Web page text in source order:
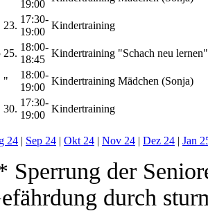
19:00
23.
17:30-
19:00
Kindertraining
25.
18:00-
18:45
Kindertraining "Schach neu
"
18:00-
19:00
Kindertraining Mädchen (Sonja)
30.
17:30-
19:00
Kindertraining
24 | Sep 24 | Okt 24 | Nov 24 | Dez 24 | Jan
Sperrung der
durch